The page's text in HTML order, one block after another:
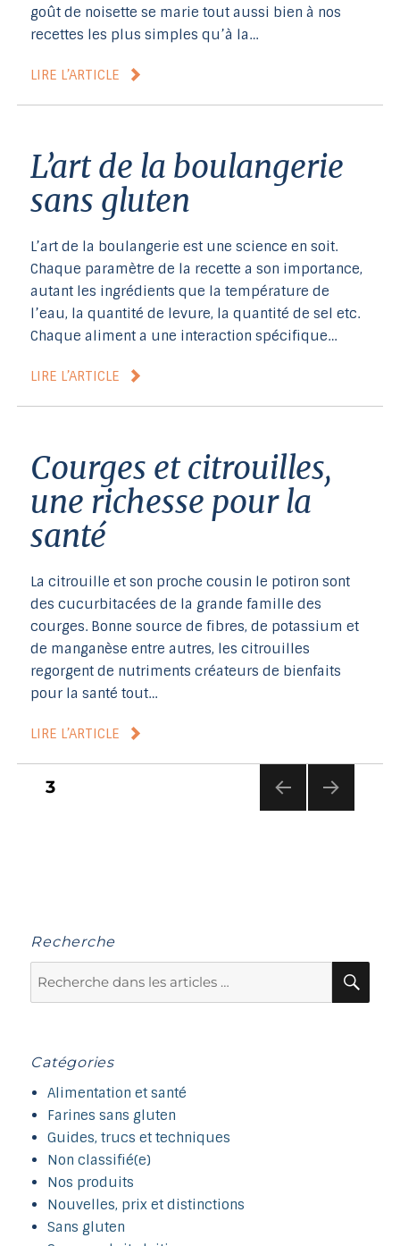
goût de noisette se marie tout aussi bien à nos
recettes les plus simples qu’à la…
LIRE L’ARTICLE
L’art de la boulangerie
sans gluten
L’art de la boulangerie est une science en soit.
Chaque paramètre de la recette a son importance,
autant les ingrédients que la température de
l’eau, la quantité de levure, la quantité de sel etc.
Chaque aliment a une interaction spécifique…
LIRE L’ARTICLE
Courges et citrouilles,
une richesse pour la
santé
La citrouille et son proche cousin le potiron sont
des cucurbitacées de la grande famille des
courges. Bonne source de fibres, de potassium et
de manganèse entre autres, les citrouilles
regorgent de nutriments créateurs de bienfaits
pour la santé tout…
LIRE L’ARTICLE
Pagination
3
Recherche
Catégories
Alimentation et santé
Farines sans gluten
Guides, trucs et techniques
Non classifié(e)
Nos produits
Nouvelles, prix et distinctions
Sans gluten